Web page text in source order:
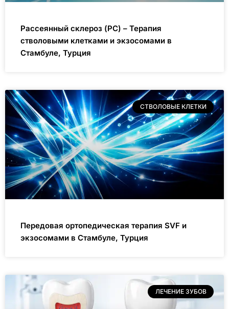
Рассеянный склероз (РС) – Терапия
стволовыми клетками и экзосомами в
Стамбуле, Турция
СТВОЛОВЫЕ КЛЕТКИ
Передовая ортопедическая терапия SVF и
экзосомами в Стамбуле, Турция
ЛЕЧЕНИЕ ЗУБОВ